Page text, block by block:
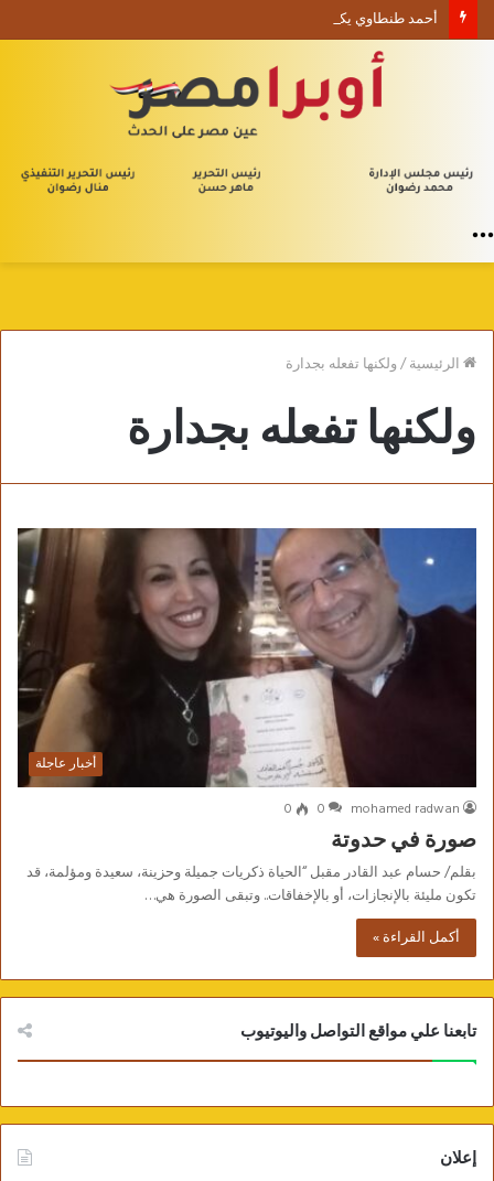
أحمد طنطاوي يكتب حين يصبح الوجود علامة استفهام
الرئيسية/ولكنها تفعله بجدارة
ولكنها تفعله بجدارة
أخبار عاجلة
mohamed radwan
0
0
صورة في حدوتة
بقلم/ حسام عبد القادر مقبل “الحياة ذكريات جميلة وحزينة، سعيدة ومؤلمة، قد
تكون مليئة بالإنجازات، أو بالإخفاقات.. وتبقى الصورة هي…
أكمل القراءة »
تابعنا علي مواقع التواصل واليوتيوب
إعلان